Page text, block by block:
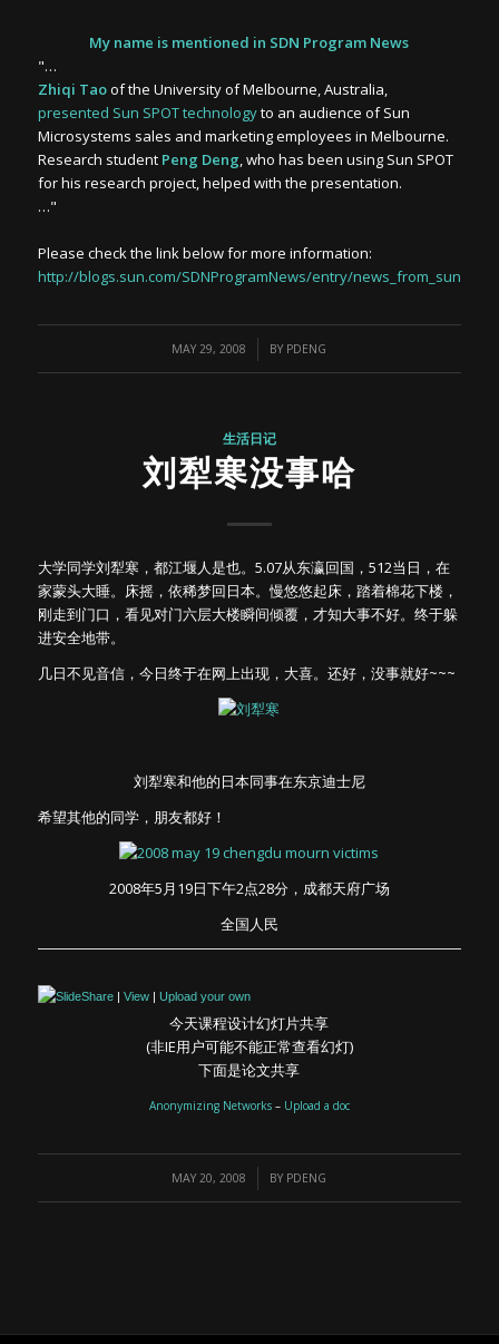
My name is mentioned in SDN Program News
"…
Zhiqi Taoof the University of Melbourne, Australia,
presented Sun SPOT technologyto an audience of Sun
Microsystems sales and marketing employees in Melbourne.
Research student Peng Deng, who has been using Sun SPOT
for his research project, helped with the presentation.
…"
Please check the link below for more information:
http://blogs.sun.com/SDNProgramNews/entry/
MAY 29, 2008
/ BY PDENG
生活日记
刘犁寒没事哈
大学同学刘犁寒，都江堰人是也。5.07从东瀛回国，512当日，在
家蒙头大睡。床摇，依稀梦回日本。慢悠悠起床，踏着棉花下楼，
刚走到门口，看见对门六层大楼瞬间倾覆，才知大事不好。终于躲
进安全地带。
几日不见音信，今日终于在网上出现，大喜。还好，没事就好~~~
刘犁寒和他的日本同事在东京迪士尼
希望其他的同学，朋友都好！
2008年5月19日下午2点28分，成都天府广场
全国人民
| View| Upload your own
今天课程设计幻灯片共享
(非IE用户可能不能正常查看幻灯)
下面是论文共享
Anonymizing Networks– Upload a doc
MAY 20, 2008
/ BY PDENG